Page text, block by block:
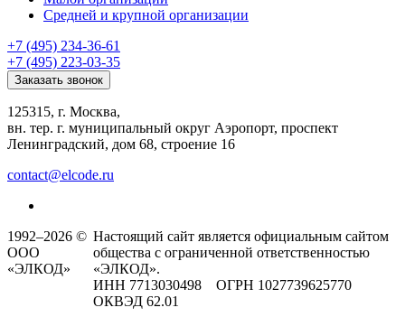
Средней и крупной организации
+7 (495) 234-36-61
+7 (495) 223-03-35
Заказать звонок
125315, г. Москва,
вн. тер. г. муниципальный округ Аэропорт, проспект
Ленинградский, дом 68, строение 16
contact@elcode.ru
1992–2026 ©
ООО
«ЭЛКОД»
Настоящий сайт является официальным сайтом
общества с ограниченной ответственностью
«ЭЛКОД».
ИНН 7713030498 ОГРН 1027739625770
ОКВЭД 62.01